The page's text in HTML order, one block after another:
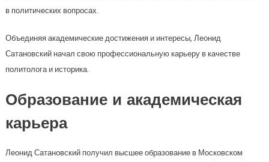
в политических вопросах.
Объединяя академические достижения и интересы, Леонид
Сатановский начал свою профессиональную карьеру в качестве
политолога и историка.
Образование и академическая
карьера
Леонид Сатановский получил высшее образование в Московском